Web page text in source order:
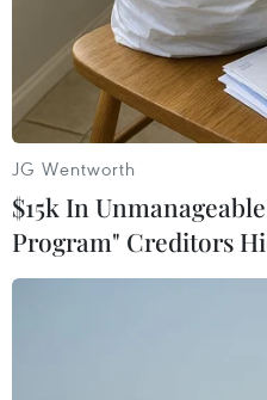
TIN LIÊN QUAN
JG Wentworth
$15k In
Program" Creditors